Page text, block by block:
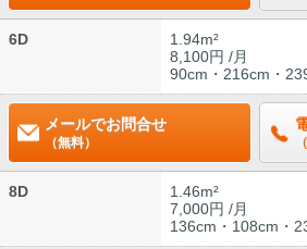
6D
1.94m²
8,100円 /月
90cm・216cm・
メールでお問合せ
（無料）
8D
1.46m²
7,000円 /月
136cm・108cm・